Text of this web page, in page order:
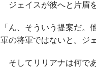
ジェイスが彼へと片眉
「ん、そういう提案だ
軍の将軍ではないと。ジ
そしてリリアナは何で